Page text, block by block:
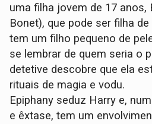
uma filha jovem de 17 anos,
Bonet), que pode ser filha
tem um filho pequeno de
se lembrar de quem seria o
detetive descobre que ela
rituais de magia e vodu.
Epiphany seduz Harry e,
e êxtase, tem um